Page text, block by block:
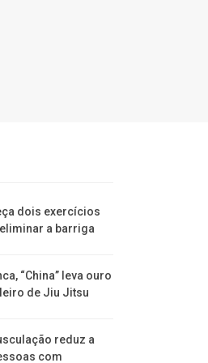
dois exercícios
a barriga
“China” leva ouro
de Jiu Jitsu
reduz a
com